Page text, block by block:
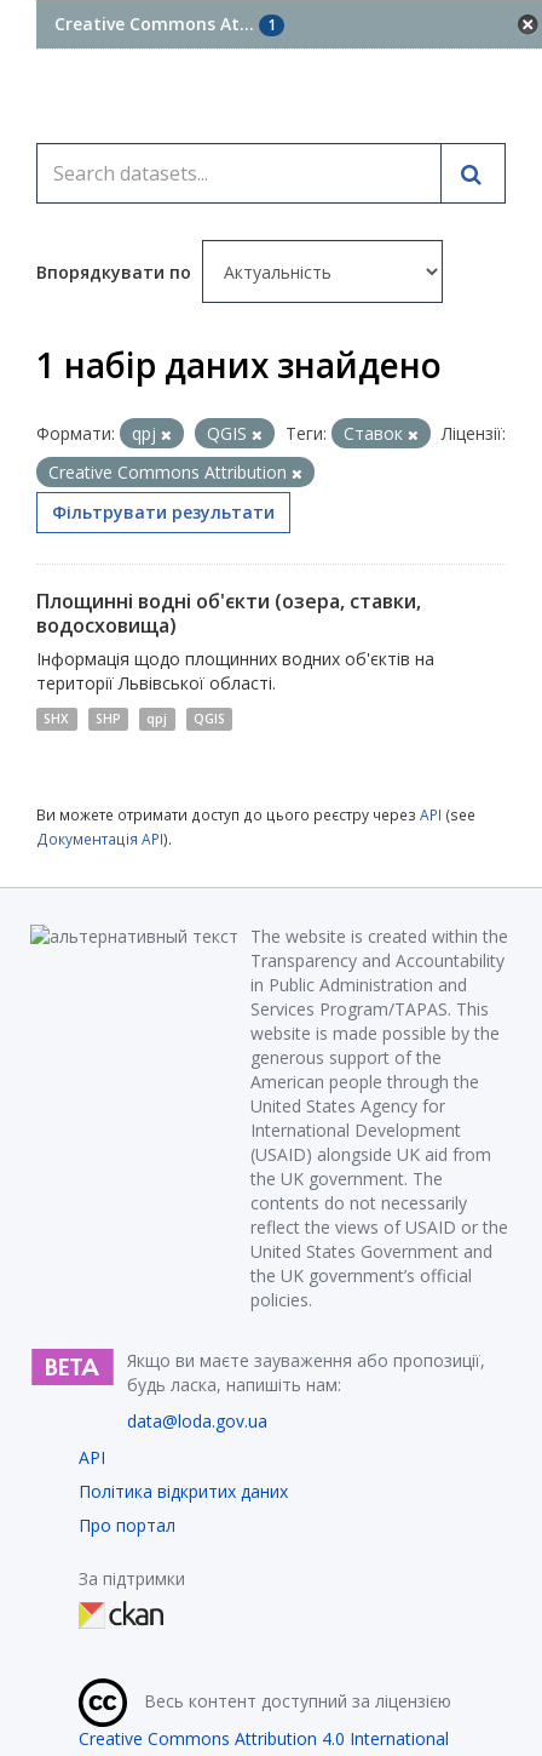
Creative Commons At... 1
Впорядкувати по
1 набір даних знайдено
Формати: qpj QGIS Теги: Ставок
Ліцензії:
Creative Commons Attribution
Фільтрувати результати
Площинні водні об'єкти (озера, ставки,
водосховища)
Інформація щодо площинних водних об'єктів на
території Львівської області.
SHX SHP qpj QGIS
Ви можете отримати доступ до цього реєстру через API (see
Документація API).
The website is created within the
Transparency and Accountability
in Public Administration and
Services Program/TAPAS. This
website is made possible by the
generous support of the
American people through the
United States Agency for
International Development
(USAID) alongside UK aid from
the UK government. The
contents do not necessarily
reflect the views of USAID or the
United States Government and
the UK government’s official
policies.
Якщо ви маєте зауваження або пропозиції,
будь ласка, напишіть нам:
data@loda.gov.ua
API
Політика відкритих даних
Про портал
За підтримки
Весь контент доступний за ліцензією
Creative Commons Attribution 4.0 International